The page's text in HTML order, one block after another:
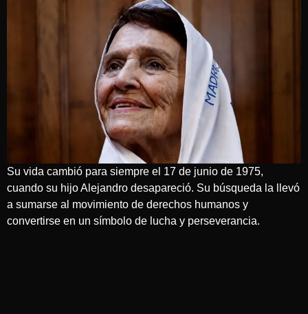
Su vida cambió para siempre el 17 de junio de 1975,
cuando su hijo Alejandro desapareció. Su búsqueda la llevó
a sumarse al movimiento de derechos humanos y
convertirse en un símbolo de lucha y perseverancia.